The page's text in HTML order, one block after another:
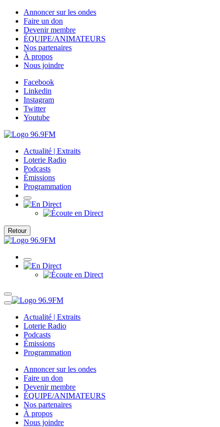
Annoncer sur les ondes
Faire un don
Devenir membre
ÉQUIPE/ANIMATEURS
Nos partenaires
À propos
Nous joindre
Facebook
Linkedin
Instagram
Twitter
Youtube
Actualité | Extraits
Loterie Radio
Podcasts
Émissions
Programmation
Retour
Actualité | Extraits
Loterie Radio
Podcasts
Émissions
Programmation
Annoncer sur les ondes
Faire un don
Devenir membre
ÉQUIPE/ANIMATEURS
Nos partenaires
À propos
Nous joindre